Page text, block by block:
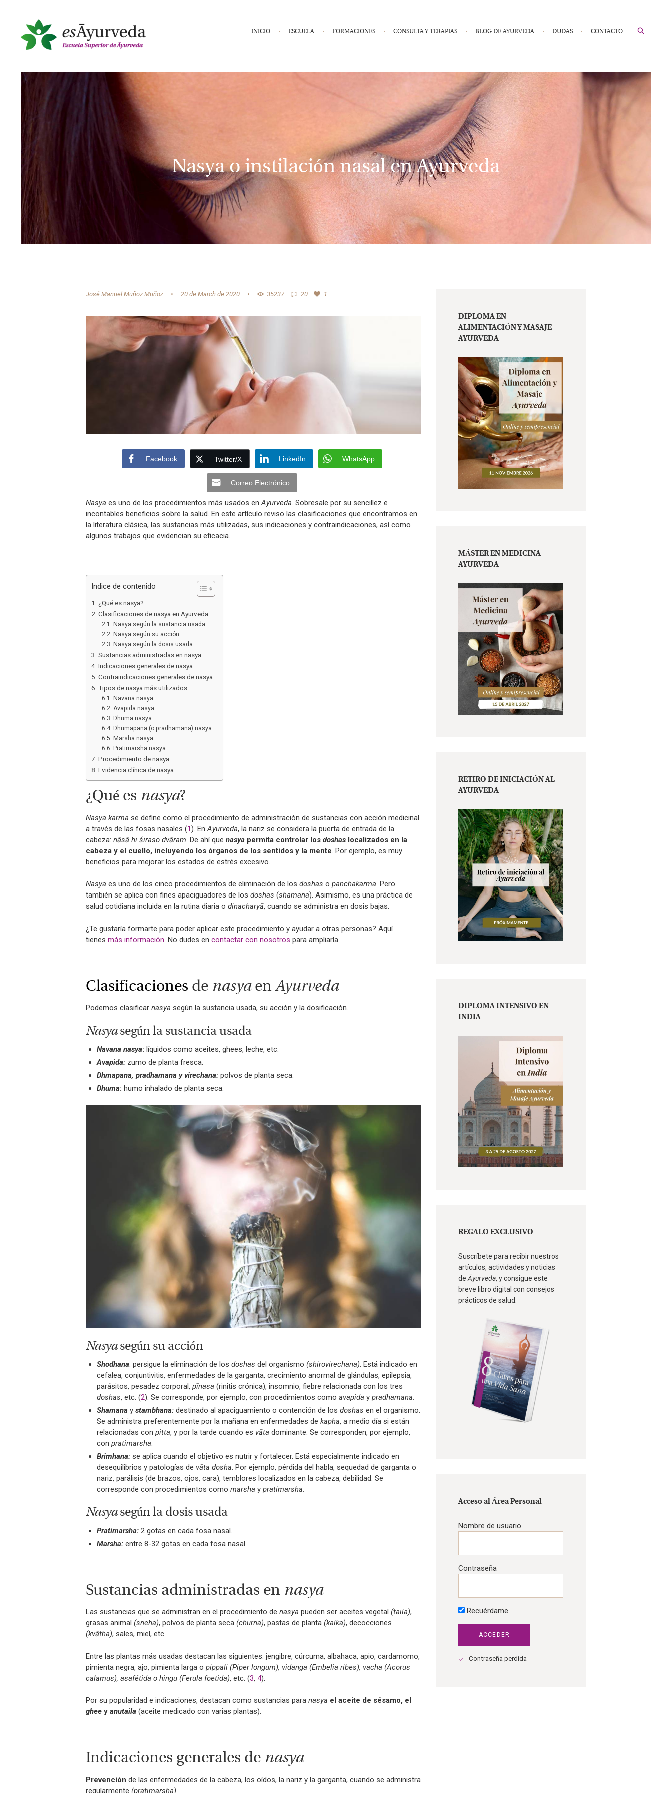
INICIO ESCUELA FORMACIONES CONSULTA Y TERAPIAS BLOG DE AYURVEDA DUDAS CONTACTO
Nasya o instilación nasal en Ayurveda
José Manuel Muñoz Muñoz 20 de March de 2020 35237 20 1
Facebook Twitter/X LinkedIn WhatsApp
Correo Electrónico
Nasya es uno de los procedimientos más usados enAyurveda. Sobresale por su sencillez e
incontables beneficios sobre la salud. En este artículo reviso las clasificaciones que encontramos en
la literatura clásica, las sustancias más utilizadas, sus indicaciones y contraindicaciones, así como
algunos trabajos que evidencian su eficacia.
Indice de contenido
¿Qué es nasya?
Clasificaciones de nasya en Ayurveda
Nasya según la sustancia usada
Nasya según su acción
Nasya según la dosis usada
Sustancias administradas en nasya
Indicaciones generales de nasya
Contraindicaciones generales de nasya
Tipos de nasya más utilizados
Navana nasya
Avapida nasya
Dhuma nasya
Dhumapana (o pradhamana) nasya
Marsha nasya
Pratimarsha nasya
Procedimiento de nasya
Evidencia clínica de nasya
¿Qué es nasya?
Nasya karma se define como el procedimiento de administración de sustancias con acción medicinal
a través de las fosas nasales (1). EnAyurveda, la nariz se considera la puerta de entrada de la
cabeza: nāsā hi śiraso dvāram. De ahí que nasyapermita controlar losdoshaslocalizados en la
cabeza y el cuello, incluyendo los órganos de los sentidos y la mente. Por ejemplo, es muy
beneficios para mejorar los estados de estrés excesivo.
Nasya es uno de los cinco procedimientos de eliminación de los doshas o panchakarma. Pero
también se aplica con fines apaciguadores de los doshas (shamana). Asimismo, es una práctica de
salud cotidiana incluida en la rutina diaria o dinacharyā, cuando se administra en dosis bajas.
¿Te gustaría formarte para poder aplicar este procedimiento y ayudar a otras personas? Aquí
tienes más información. No dudes en contactar con nosotros para ampliarla.
Clasificaciones de nasyaenAyurveda
Podemos clasificarnasya según la sustancia usada, su acción y la dosificación.
Nasyasegún la sustancia usada
Navana nasya: líquidos como aceites, ghees, leche, etc.
Avapida: zumo de planta fresca.
Dhmapana, pradhamana y virechana: polvos de planta seca.
Dhuma: humo inhalado de planta seca.
Nasyasegún su acción
Shodhana: persigue la eliminación de losdoshas del organismo (shirovirechana). Está indicado en
cefalea, conjuntivitis, enfermedades de la garganta, crecimiento anormal de glándulas, epilepsia,
parásitos, pesadez corporal, pīnasa (rinitis crónica), insomnio, fiebre relacionada con los tres
doshas, etc. (2). Se corresponde, por ejemplo, con procedimientos comoavapida ypradhamana.
Shamana ystambhana: destinado al apaciguamiento o contención de losdoshas en el organismo.
Se administra preferentemente por la mañana en enfermedades dekapha, a medio día si están
relacionadas conpitta, y por la tarde cuando es vāta dominante. Se corresponden, por ejemplo,
conpratimarsha.
Brimhana: se aplica cuando el objetivo es nutrir y fortalecer. Está especialmente indicado en
desequilibrios y patologías de vāta dosha. Por ejemplo, pérdida del habla, sequedad de garganta o
nariz, parálisis (de brazos, ojos, cara), temblores localizados en la cabeza, debilidad. Se
corresponde con procedimientos como marsha ypratimarsha.
Nasyasegún la dosis usada
Pratimarsha: 2 gotas en cada fosa nasal.
Marsha: entre 8-32 gotas en cada fosa nasal.
Sustancias administradas en nasya
Las sustancias que se administran en el procedimiento de nasya pueden ser aceites vegetal (taila),
grasas animal (sneha), polvos de planta seca (churna), pastas de planta (kalka), decocciones
(kvātha), sales, miel, etc.
Entre las plantas más usadas destacan las siguientes: jengibre, cúrcuma, albahaca, apio, cardamomo,
pimienta negra, ajo, pimienta larga o pippali (Piper longum), vidanga (Embelia ribes), vacha (Acorus
calamus), asafétida o hingu (Ferula foetida), etc. (3, 4).
Por su popularidad e indicaciones, destacan como sustancias para nasya el aceite de sésamo, el
gheey anutaila(aceite medicado con varias plantas).
Indicaciones generales de nasya
Prevención de las enfermedades de la cabeza, los oídos, la nariz y la garganta, cuando se administra
regularmente (pratimarsha).
DIPLOMA EN
ALIMENTACIÓN Y MASAJE
AYURVEDA
MÁSTER EN MEDICINA
AYURVEDA
RETIRO DE INICIACIÓN AL
AYURVEDA
DIPLOMA INTENSIVO EN
INDIA
REGALO EXCLUSIVO
Suscríbete para recibir nuestros
artículos, actividades y noticias
deĀyurveda, y consigue este
breve libro digital con consejos
prácticos de salud.
Acceso al Área Personal
Nombre de usuario
Contraseña
Recuérdame
Contraseña perdida